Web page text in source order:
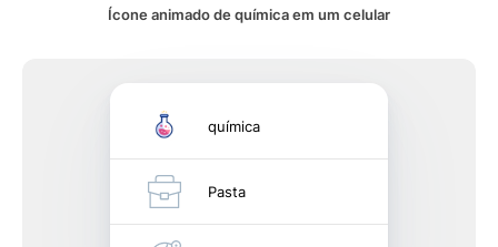
Ícone animado de química em um celular
química
Pasta